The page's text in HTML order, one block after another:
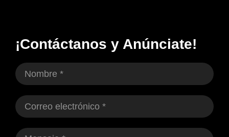
¡Contáctanos y Anúnciate!